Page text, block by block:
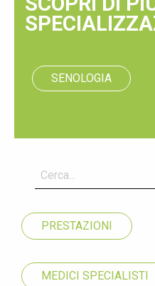
SENOLOGIA
PRESTAZIONI
MEDICI SPECIALISTI